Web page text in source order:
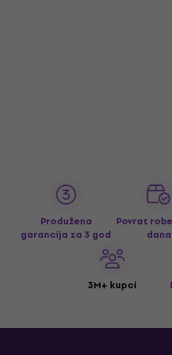
Produžena
garancija za 3 god
Povrat
dana
3M+ kupci